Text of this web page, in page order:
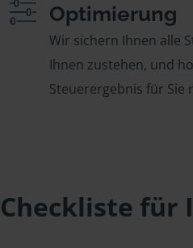
Optimierung
Wir sichern Ihnen alle
Ihnen zustehen, und
Steuerergebnis für Sie
Checkliste für